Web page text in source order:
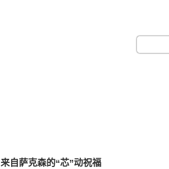
来自萨克森的“芯”动祝福